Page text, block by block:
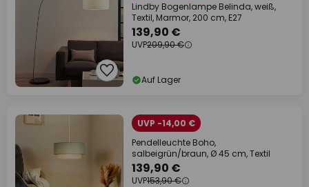
Lindby Bogenlampe Belinda, weiß,
Textil, Marmor, 200 cm, E27
139,90 €
UVP209,90 €
Auf Lager
UVP -14,00 €
Pendelleuchte Boho,
salbeigrün/braun, Ø 45 cm, Textil
139,90 €
UVP153,90 €